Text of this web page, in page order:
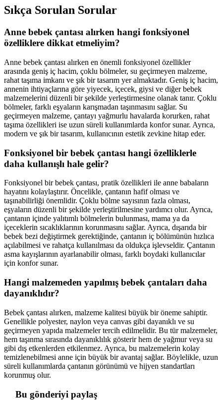
Sıkça Sorulan Sorular
Anne bebek çantası alırken hangi fonksiyonel
özelliklere dikkat etmeliyim?
Anne bebek çantası alırken en önemli fonksiyonel özellikler
arasında geniş iç hacim, çoklu bölmeler, su geçirmeyen malzeme,
rahat taşıma imkanı ve şık bir tasarım yer almaktadır. Geniş iç hacim,
annenin ihtiyaçlarına göre yiyecek, içecek, giysi ve diğer bebek
malzemelerini düzenli bir şekilde yerleştirmesine olanak tanır. Çoklu
bölmeler, farklı eşyaların karışmadan taşınmasını sağlar. Su
geçirmeyen malzeme, çantayı yağmurlu havalarda korurken, rahat
taşıma özellikleri ise uzun süreli kullanımlarda konfor sunar. Ayrıca,
modern ve şık bir tasarım, kullanıcının estetik zevkine hitap eder.
Fonksiyonel bir bebek çantası hangi özelliklerle
daha kullanışlı hale gelir?
Fonksiyonel bir bebek çantası, pratik özellikleri ile anne babaların
hayatını kolaylaştırır. Öncelikle, çantanın hafif olması ve
taşınabilirliği önemlidir. Çoklu bölme sayısının fazla olması,
eşyaların düzenli bir şekilde yerleştirilmesine yardımcı olur. Ayrıca,
çantanın içinde yalıtımlı bölmelerin bulunması, mama ya da
içeceklerin sıcaklıklarının korunmasını sağlar. Ayrıca, dışarıda bir
bebek bezi değiştirmek gerektiğinde, çantanın iç bölümünün hızlıca
açılabilmesi ve rahatça kullanılması da oldukça işlevseldir. Çantanın
asma kayışlarının ayarlanabilir olması, farklı boydaki kullanıcılar
için konfor sunar.
Hangi malzemeden yapılmış bebek çantaları daha
dayanıklıdır?
Bebek çantası alırken, malzeme kalitesi büyük bir öneme sahiptir.
Genellikle polyester, naylon veya canvas gibi dayanıklı ve su
geçirmeyen yapıda malzemeler tercih edilmelidir. Bu tür malzemeler,
hem taşınma sırasında dayanıklılık gösterir hem de yağmur veya su
gibi dış etkenlerden etkilenmez. Ayrıca, bu malzemelerin kolay
temizlenebilmesi anne için büyük bir avantaj sağlar. Böylelikle, uzun
süreli kullanımlarda çantanın görünümü ve hijyen standartları
korunmuş olur.
Bu gönderiyi paylaş